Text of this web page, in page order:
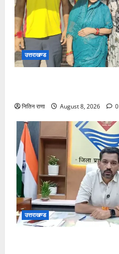
उत्तराखण्ड
नितिन राणा August 8, 2026 0
उत्तराखण्ड